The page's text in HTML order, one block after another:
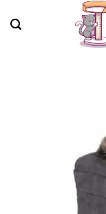
Inhalt